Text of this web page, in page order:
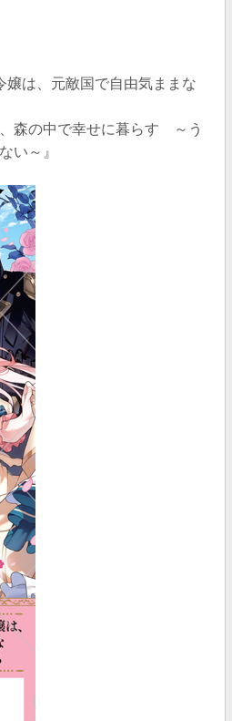
嬢は、元敵国で自由気ままな
、森の中で幸せに暮らす ～う
い～』